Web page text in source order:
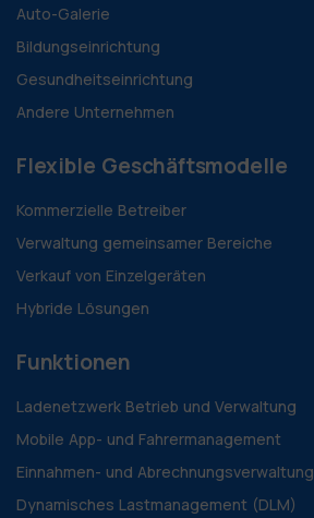
Auto-Galerie
Bildungseinrichtung
Gesundheitseinrichtung
Andere Unternehmen
Flexible Geschäftsmodelle
Kommerzielle Betreiber
Verwaltung gemeinsamer Bereiche
Verkauf von Einzelgeräten
Hybride Lösungen
Funktionen
Ladenetzwerk Betrieb und Verwaltung
Mobile App- und Fahrermanagement
Einnahmen- und Abrechnungsverwaltung
Dynamisches Lastmanagement (DLM)